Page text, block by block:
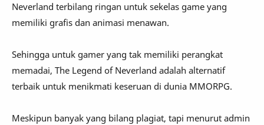
Neverland terbilang ringan untuk sekelas game yang
memiliki grafis dan animasi menawan.
Sehingga untuk gamer yang tak memiliki perangkat
memadai, The Legend of Neverland adalah alternatif
terbaik untuk menikmati keseruan di dunia MMORPG.
Meskipun banyak yang bilang plagiat, tapi menurut admin